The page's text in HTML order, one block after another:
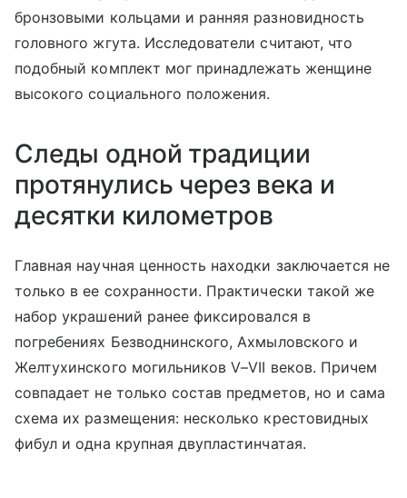
бронзовыми кольцами и ранняя разновидность
головного жгута. Исследователи считают, что
подобный комплект мог принадлежать женщине
высокого социального положения.
Следы одной традиции
протянулись через века и
десятки километров
Главная научная ценность находки заключается не
только в ее сохранности. Практически такой же
набор украшений ранее фиксировался в
погребениях Безводнинского, Ахмыловского и
Желтухинского могильников V–VII веков. Причем
совпадает не только состав предметов, но и сама
схема их размещения: несколько крестовидных
фибул и одна крупная двупластинчатая.